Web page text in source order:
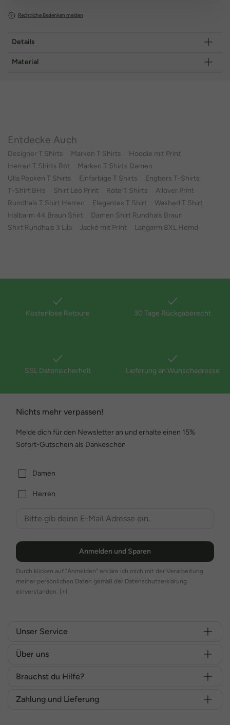
Rechtliche Bedenken melden
Details
Material
Entdecke Auch
Designer T Shirts Marken T Shirts
Hoodie mit Print
Herren T Shirts Rot
Marken T Shirts Damen
Ulla Popken T Shirts
Einfarbige T Shirts
Engbers T-Shirts
T-Shirt BHs
Shirt Leo Print Rote T Shirts
Allover Print
Rundhals T Shirt Herren
Elegantes T Shirt
Washed T Shirt
Halbarm 44 Braun Shirt
Damen Shirt Rundhals Braun
Shirt Rundhals 3 Lila
Jacke mit Print Langarm 8XL Hemd
Kostenlose Retoure 30 Tage Rückgaberecht
SSL Datensicherheit Lieferung an Wunschadresse
Nichts mehr verpassen!
Melde dich für den Newsletter an und erhalte einen 15%
Sofort-Gutschein als Dankeschön
Damen
Herren
Anmelden und Sparen
Durch klicken auf "Anmelden" erkläre ich mich mit der Verarbeitung
meiner persönlichen Daten gemäß der Datenschutzerklärung
einverstanden. [+]
Unser Service
Über uns
Brauchst du Hilfe?
Zahlung und Lieferung